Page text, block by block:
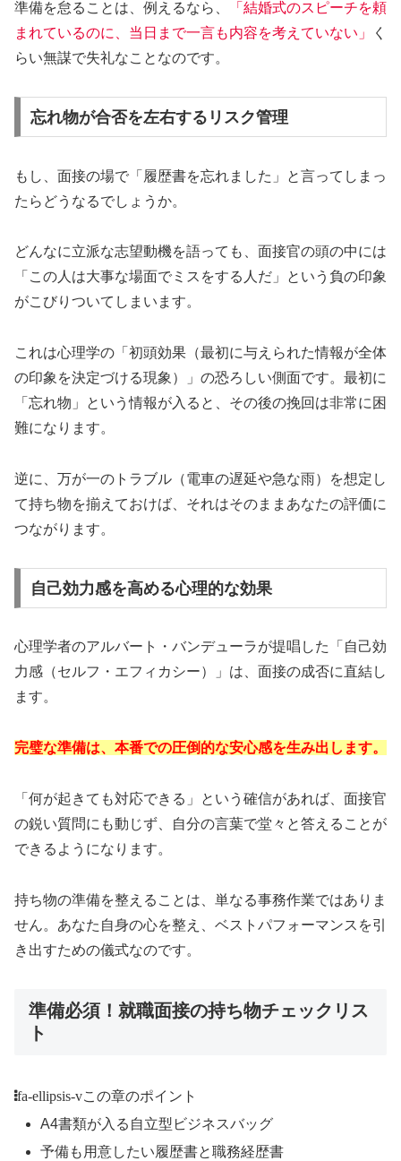
準備を怠ることは、例えるなら、
「結婚式のスピーチを頼
まれているのに、当日まで一言も内容を考えていない」
く
らい無謀で失礼なことなのです。
忘れ物が合否を左右するリスク管理
もし、面接の場で「履歴書を忘れました」と言ってしまっ
たらどうなるでしょうか。
どんなに立派な志望動機を語っても、面接官の頭の中には
「この人は大事な場面でミスをする人だ」という負の印象
がこびりついてしまいます。
これは心理学の「初頭効果（最初に与えられた情報が全体
の印象を決定づける現象）」の恐ろしい側面です。最初に
「忘れ物」という情報が入ると、その後の挽回は非常に困
難になります。
逆に、万が一のトラブル（電車の遅延や急な雨）を想定し
て持ち物を揃えておけば、それはそのままあなたの評価に
つながります。
自己効力感を高める心理的な効果
心理学者のアルバート・バンデューラが提唱した「自己効
力感（セルフ・エフィカシー）」は、面接の成否に直結し
ます。
完璧な準備は、本番での圧倒的な安心感を生み出します。
「何が起きても対応できる」という確信があれば、面接官
の鋭い質問にも動じず、自分の言葉で堂々と答えることが
できるようになります。
持ち物の準備を整えることは、単なる事務作業ではありま
せん。あなた自身の心を整え、ベストパフォーマンスを引
き出すための儀式なのです。
準備必須！就職面接の持ち物チェックリス
ト
fa-ellipsis-vこの章のポイント
A4書類が入る自立型ビジネスバッグ
予備も用意したい履歴書と職務経歴書